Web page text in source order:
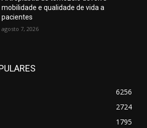
mobilidade e qualidade de vida a
pacientes
agosto 7, 2026
6256
2724
1795